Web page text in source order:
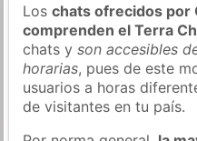
Loschats ofrecidos por
comprenden el Terra
chats yson accesibles
horarias, pues de este
usuarios a horas
de visitantes en tu país.